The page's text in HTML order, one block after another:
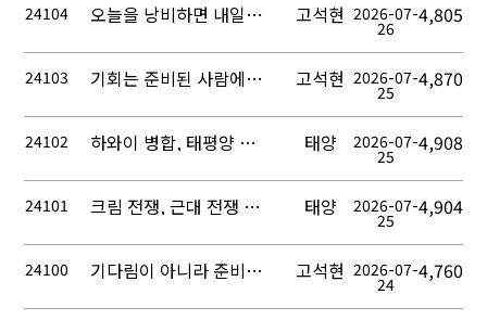
24104 오늘을 낭비하면 내일이 더 무거워진다 고석현 2026-07-
26
4,805
24103 기회는 준비된 사람에게만 의미가 있다 고석현 2026-07-
25
4,870
24102 하와이 병합, 태평양 영향력 확대 태양 2026-07-
25
4,908
24101 크림 전쟁, 근대 전쟁 방식의 변화 태양 2026-07-
25
4,904
24100 기다림이 아니라 준비가 결과를 만든다 고석현 2026-07-
24
4,760